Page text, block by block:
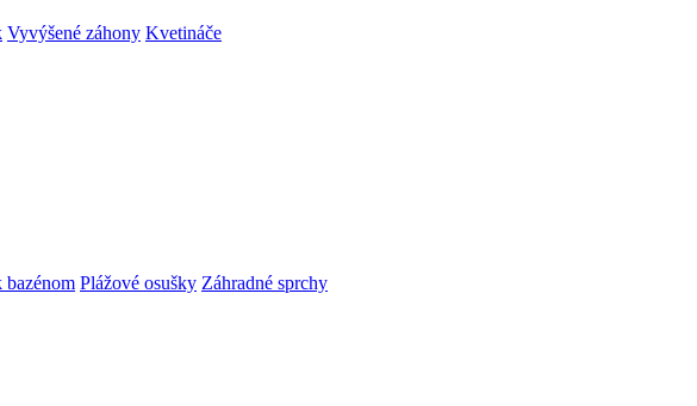
Vyvýšené záhony Kvetináče
bazénom Plážové osušky Záhradné sprchy